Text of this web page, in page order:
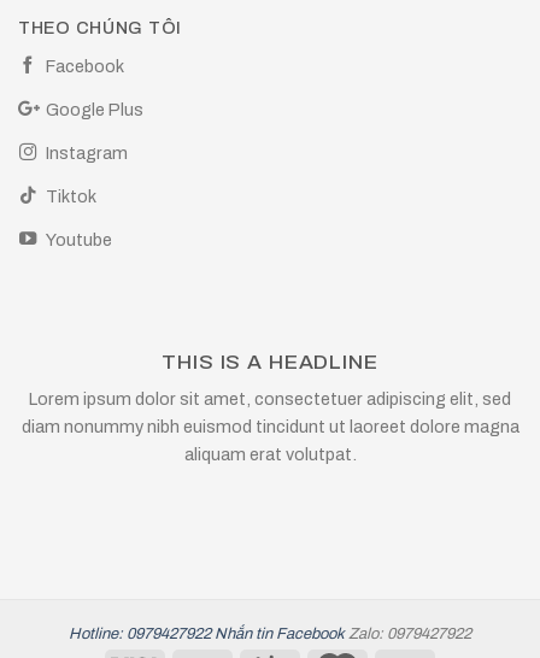
THEO CHÚNG TÔI
Facebook
Google Plus
Instagram
Tiktok
Youtube
THIS IS A HEADLINE
Lorem ipsum dolor sit amet, consectetuer adipiscing elit, sed
diam nonummy nibh euismod tincidunt ut laoreet dolore magna
aliquam erat volutpat.
Hotline: 0979427922 Nhắn tin Facebook Zalo: 0979427922